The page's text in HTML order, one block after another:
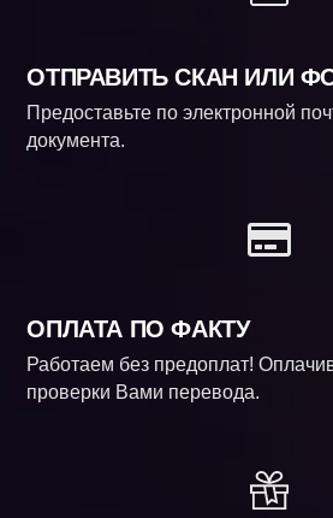
ОТПРАВИТЬ СКАН ИЛИ
Предоставьте по электронной
документа.
ОПЛАТА ПО ФАКТУ
Работаем без предоплат!
проверки Вами перевода.